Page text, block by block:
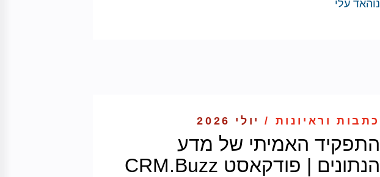
נוהאד עלי
כתבות וראיונות / יולי 2026
התפקיד האמיתי של מדע
הנתונים | פודקאסט CRM.Buzz